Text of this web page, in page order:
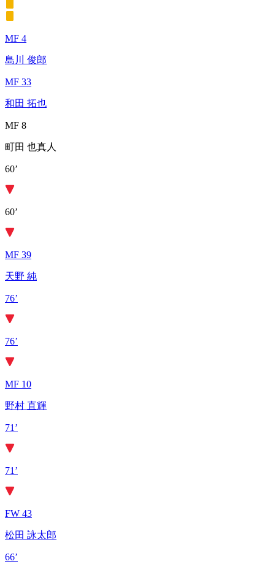
MF 4
島川 俊郎
MF 33
和田 拓也
MF 8
町田 也真人
60’
60’
MF 39
天野 純
76’
76’
MF 10
野村 直輝
71’
71’
FW 43
松田 詠太郎
66’